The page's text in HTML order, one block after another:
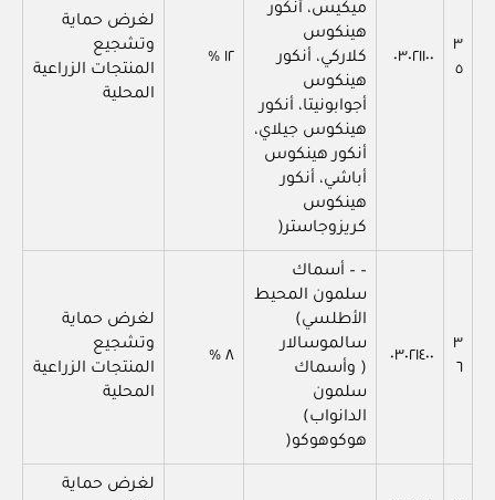
٣
٥
٠٣٠٢١١٠٠
ميكيس، أنكور
هينكوس
كلاركي، أنكور
هينكوس
أجوابونيتا، أنكور
هينكوس جيلاي،
أنكور هينكوس
أباشي، أنكور
هينكوس
كريزوجاستر(
١٢ %
لغرض حماية
وتشجيع
المنتجات الزراعية
المحلية
٣
٦
٠٣٠٢١٤٠٠
– – أسماك
سلمون المحيط
الأطلسي)
سالموسالار
( وأسماك
سلمون
الدانواب)
هوكوهوكو(
٨ %
لغرض حماية
وتشجيع
المنتجات الزراعية
المحلية
لغرض حماية